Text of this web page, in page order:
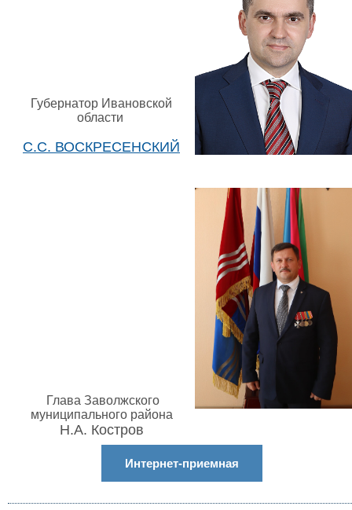
Губернатор Ивановской
области
С.С. ВОСКРЕСЕНСКИЙ
Глава Заволжского
муниципального района
Н.А. Костров
Интернет-приемная